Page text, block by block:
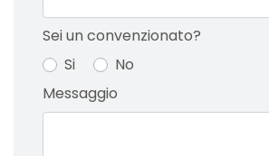
Sei un convenzionato?
Si
No
Messaggio